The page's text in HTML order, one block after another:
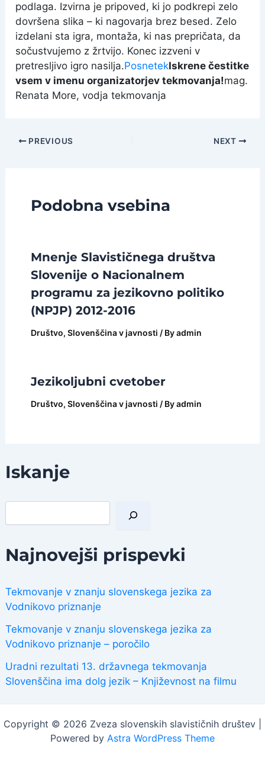
Iskanje
I
Najnovejši prispevki
Tekmovanje v znanju slovenskega jezika za
Vodnikovo priznanje
Tekmovanje v znanju slovenskega jezika za
Vodnikovo priznanje – poročilo
Uradni rezultati 13. državnega tekmovanja
Slovenščina ima dolg jezik – Književnost na filmu
podlaga. Izvirna je pripoved, ki jo podkrepi zelo
dovršena slika – ki nagovarja brez besed. Zelo
izdelani sta igra, montaža, ki nas prepričata, da
sočustvujemo z žrtvijo. Konec izzveni v
pretresljivo igro nasilja.PosnetekIskrene čestitke
vsem v imenu organizatorjev tekmovanja!mag.
Renata More, vodja tekmovanja
PostPREVIOUS NEXT
Podobna vsebina
Mnenje Slavističnega društva
Slovenije o Nacionalnem
programu za jezikovno politiko
(NPJP) 2012-2016
Društvo, Slovenščina v javnosti / Byadmin
Jezikoljubni cvetober
Društvo, Slovenščina v javnosti / Byadmin
Copyright © 2026 Zveza slovenskih slavističnih društev |
Powered by Astra WordPress Theme